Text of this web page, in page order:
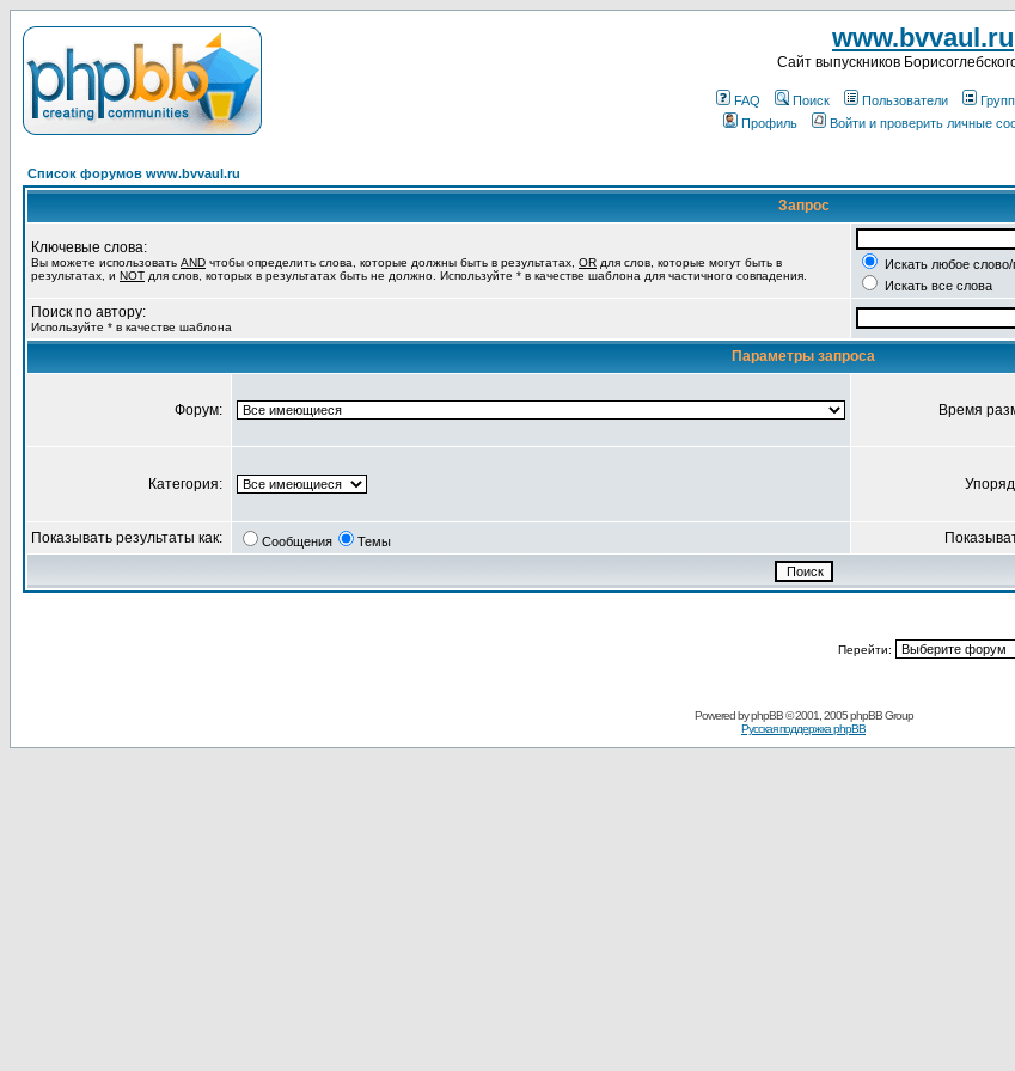
www.bvvaul.ru
Cайт выпускников
FAQ Поиск Пользователи
Профиль
Войти и проверить личные
Список форумов www.bvvaul.ru
Запрос
Ключевые слова:
Вы можете использовать AND чтобы определить слова, которые должны быть в результатах, OR для слов, которые могут быть в
результатах, и NOT для слов, которых в результатах быть не должно. Используйте * в качестве шаблона для частичного совпадения.
Искать любое
Искать все слова
Поиск по автору:
Используйте * в качестве шаблона
Параметры запроса
Форум: Время
Категория:
Показывать результаты как: Сообщения Темы
Перейти:
Powered byphpBB© 2001, 2005 phpBB Group
Русская поддержка phpBB